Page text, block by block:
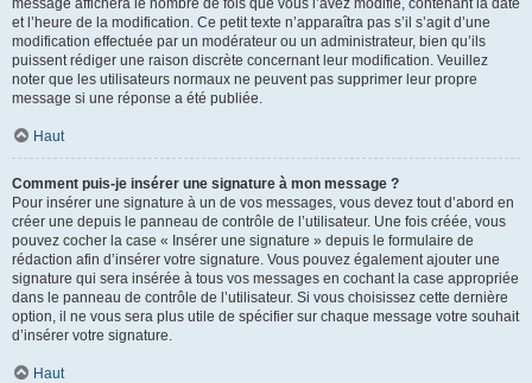
message affichera le nombre de fois que vous l’avez modifié, contenant la date
et l’heure de la modification. Ce petit texte n’apparaîtra pas s’il s’agit d’une
modification effectuée par un modérateur ou un administrateur, bien qu’ils
puissent rédiger une raison discrète concernant leur modification. Veuillez
noter que les utilisateurs normaux ne peuvent pas supprimer leur propre
message si une réponse a été publiée.
Haut
Comment puis-je insérer une signature à mon message ?
Pour insérer une signature à un de vos messages, vous devez tout d’abord en
créer une depuis le panneau de contrôle de l’utilisateur. Une fois créée, vous
pouvez cocher la case « Insérer une signature » depuis le formulaire de
rédaction afin d’insérer votre signature. Vous pouvez également ajouter une
signature qui sera insérée à tous vos messages en cochant la case appropriée
dans le panneau de contrôle de l’utilisateur. Si vous choisissez cette dernière
option, il ne vous sera plus utile de spécifier sur chaque message votre souhait
d’insérer votre signature.
Haut